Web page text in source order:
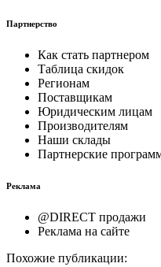
Партнерство
Как стать партнером
Таблица скидок
Регионам
Поставщикам
Юридическим лицам
Производителям
Наши склады
Партнерские
Реклама
@DIRECT продажи
Реклама на сайте
Похожие публикации: